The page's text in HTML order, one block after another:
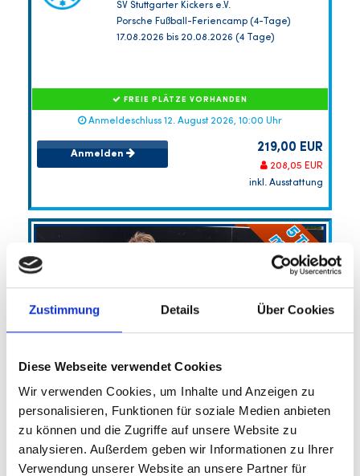
Zustimmung Details Über Cookies
Diese Webseite verwendet Cookies
Wir verwenden Cookies, um Inhalte und Anzeigen zu
personalisieren, Funktionen für soziale Medien anbieten
zu können und die Zugriffe auf unsere Website zu
analysieren. Außerdem geben wir Informationen zu Ihrer
Verwendung unserer Website an unsere Partner für
SV Stuttgarter Kickers e.V.
Porsche Fußball-Feriencamp (4-Tage)
17.08.2026 bis 20.08.2026 (4 Tage)
FREIE PLÄTZE VORHANDEN
Anmeldeschluss 12. August 2026, 10:00 Uhr
Anmelden 219,00 EUR
208,05 EUR
inkl. Ausstattung
Porsche Fußball-Sommercamp 4
(Torhüter)
SV Stuttgarter Kickers e.V.
Porsche Fußball-Feriencamp Torhüter
17.08.2026 bis 20.08.2026 (4 Tage)